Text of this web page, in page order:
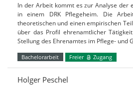
In der Arbeit kommt es zur Analyse der
in einem DRK Pflegeheim. Die
theoretischen und einen empirischen
über das Profil ehrenamtlicher
Stellung des Ehrenamtes im Pflege- und
Bachelorarbeit Freier Zugang
Holger Peschel